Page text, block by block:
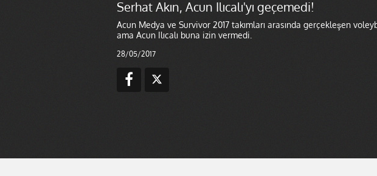
Serhat Akın, Acun Ilıcalı'yı geçemedi!
Acun Medya ve Survivor 2017 takımları arasında gerçekleşen
ama Acun Ilıcalı buna izin vermedi.
28/05/2017